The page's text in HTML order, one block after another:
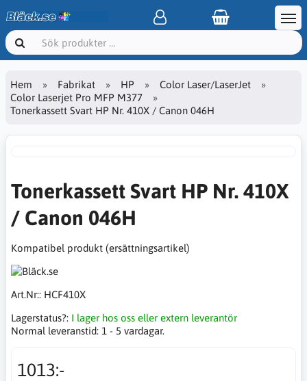
Hem Fabrikat HP
Color Laser/LaserJet
Color Laserjet Pro MFP M377
Tonerkassett Svart HP Nr. 410X / Canon 046H
Tonerkassett Svart HP Nr. 410X
/ Canon 046H
Kompatibel produkt (ersättningsartikel)
Art.Nr:: HCF410X
Lagerstatus?: I lager hos oss eller extern leverantör
Normal leveranstid: 1 - 5 vardagar.
1013:-